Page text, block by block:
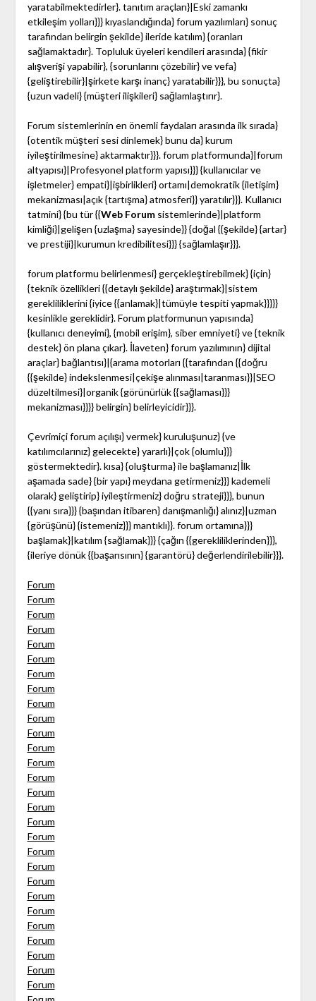
yaratabilmektedirler}. tanıtım araçları}|Eski zamankı
etkileşim yolları}}} kıyaslandığında} forum yazılımları} sonuç
tarafından belirgin şekilde} ileride katılım} {oranları
sağlamaktadır}. Topluluk üyeleri kendileri arasında} {fikir
alışverişi yapabilir}, {sorunlarını çözebilir} ve vefa}
{geliştirebilir}|şirkete karşı inanç} yaratabilir}}}, bu sonuçta}
{uzun vadeli} {müşteri ilişkileri} sağlamlaştırır}.
Forum sistemlerinin en önemli faydaları arasında ilk sırada}
{otentik müşteri sesi dinlemek} bunu da} kurum
iyileştirilmesine} aktarmaktır}}}. forum platformunda}|forum
altyapısı}|Profesyonel platform yapısı}}} {kullanıcılar ve
işletmeler} empati}|işbirlikleri} ortamı|demokratik {iletişim}
mekanizması|açık {tartışma} atmosferi}} yaratılır}}}. Kullanıcı
tatmini} {bu tür {{Web Forumsistemlerinde}|platform
kimliği}|gelişen {uzlaşma} sayesinde}} {doğal {{şekilde} {artar}
ve prestiji}|kurumun kredibilitesi}}} {sağlamlaşır}}}.
forum platformu belirlenmesi} gerçekleştirebilmek} {için}
{teknik özellikleri {{detaylı şekilde} araştırmak}|sistem
gerekliliklerini {iyice {{anlamak}|tümüyle tespiti yapmak}}}}}
kesinlikle gereklidir}. Forum platformunun yapısında}
{kullanıcı deneyimi}, {mobil erişim}, siber emniyeti} ve {teknik
destek} ön plana çıkar}. İlaveten} forum yazılımının} dijital
araçlar} bağlantısı}|{arama motorları {{tarafından {{doğru
{{şekilde} indekslenmesi|çekişe alınması|taranması}}|SEO
düzeltilmesi}|organik {görünürlük {{sağlaması}}}
mekanizması}}}} belirgin} belirleyicidir}}}.
Çevrimiçi forum açılışı} vermek} kuruluşunuz} {ve
katılımcılarınız} gelecekte} yararlı}|çok {olumlu}}}
göstermektedir}. kısa} {oluşturma} ile başlamanız|İlk
aşamada sade} {bir yapı} meydana getirmeniz}}} kademeli
olarak} geliştirip} iyileştirmeniz} doğru strateji}}}, bunun
{{yanı sıra}}} {başından itibaren} danışmanlığı} alınız}|uzman
{görüşünü} {istemeniz}}} mantıklı}}. forum ortamına}}}
başlamak}|katılım {sağlamak}}} {çağın {{gerekliliklerinden}}},
{ileriye dönük {{başarısının} {garantörü} değerlendirilebilir}}}.
Forum
Forum
Forum
Forum
Forum
Forum
Forum
Forum
Forum
Forum
Forum
Forum
Forum
Forum
Forum
Forum
Forum
Forum
Forum
Forum
Forum
Forum
Forum
Forum
Forum
Forum
Forum
Forum